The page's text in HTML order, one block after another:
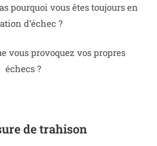
pourquoi vous êtes toujours en
d’échec ?
vous provoquez vos propres
échecs ?
de trahison